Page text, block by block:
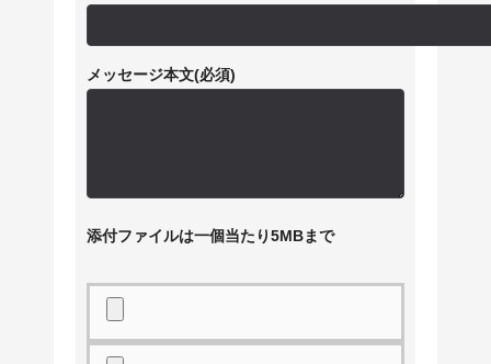
メッセージ本文(必須)
添付ファイルは一個当たり5MBまで